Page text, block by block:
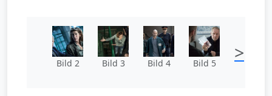
Bild 2 Bild 3 Bild 4 Bild 5 >